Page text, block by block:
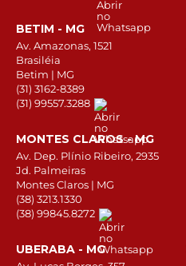
BETIM - MG
Av. Amazonas, 1521
Brasiléia
Betim | MG
(31) 3162-8389
(31) 99557.3288
MONTES CLAROS - MG
Av. Dep. Plínio Ribeiro, 2935
Jd. Palmeiras
Montes Claros | MG
(38) 3213.1330
(38) 99845.8272
UBERABA - MG